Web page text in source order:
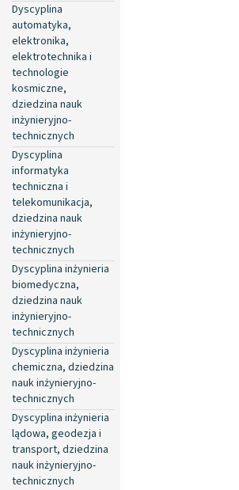
Dyscyplina
automatyka,
elektronika,
elektrotechnika i
technologie
kosmiczne,
dziedzina nauk
inżynieryjno-
technicznych
Dyscyplina
informatyka
techniczna i
telekomunikacja,
dziedzina nauk
inżynieryjno-
technicznych
Dyscyplina inżynieria
biomedyczna,
dziedzina nauk
inżynieryjno-
technicznych
Dyscyplina inżynieria
chemiczna, dziedzina
nauk inżynieryjno-
technicznych
Dyscyplina inżynieria
lądowa, geodezja i
transport, dziedzina
nauk inżynieryjno-
technicznych